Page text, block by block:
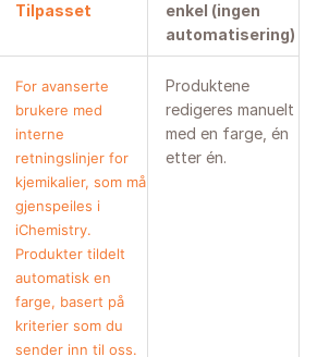
Tilpasset
enkel (ingen
automatisering)
For avanserte
brukere med
interne
retningslinjer for
kjemikalier, som må
gjenspeiles i
iChemistry.
Produkter tildelt
automatisk en
farge, basert på
kriterier som du
sender inn til oss.
Produktene
redigeres manuelt
med en farge, én
etter én.